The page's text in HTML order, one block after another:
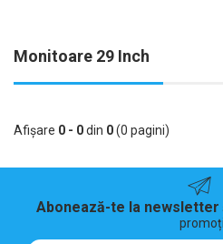
Monitoare 29 Inch
Afişare 0 - 0din 0(0 pagini)
Abonează-te la newsletter